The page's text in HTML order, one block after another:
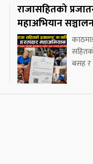
राजासहितको
महाअभियान
बसह